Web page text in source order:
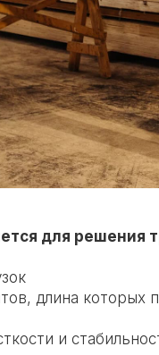
для решения
длина которых
и